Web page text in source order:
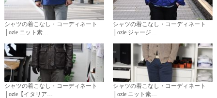
シャツの着こなし・コーディネート
│ozie ニット素…
シャツの着こなし・コーディネート
│ozie ジャージ…
シャツの着こなし・コーディネート
│ozie【イタリア…
シャツの着こなし・コーディネート
│ozie ニット素…